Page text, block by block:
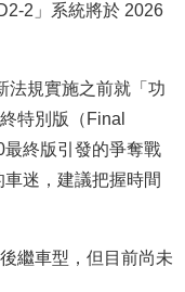
2」系統將於 2026
法規實施之前就「功
特別版（Final
終版引發的爭奪戰
迷，建議把握時間
繼車型，但目前尚未